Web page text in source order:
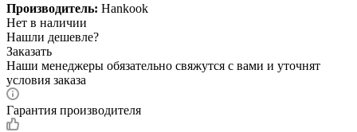
Производитель: Hankook
Нет в наличии
Нашли дешевле?
Заказать
Наши менеджеры обязательно свяжутся с вами и уточнят
условия заказа
Гарантия производителя